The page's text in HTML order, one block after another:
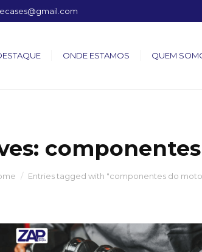
ONDE ESTAMOS QUEM
Entries tagged with "componentes do